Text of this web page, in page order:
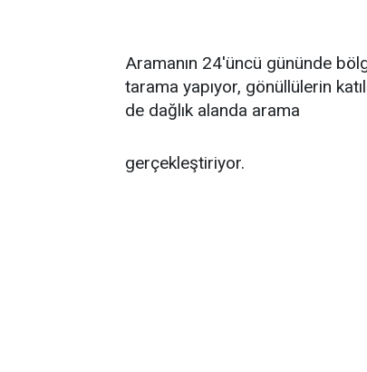
Aramanın 24'üncü gününde
tarama yapıyor, gönüllülerin
de dağlık alanda arama
gerçekleştiriyor.